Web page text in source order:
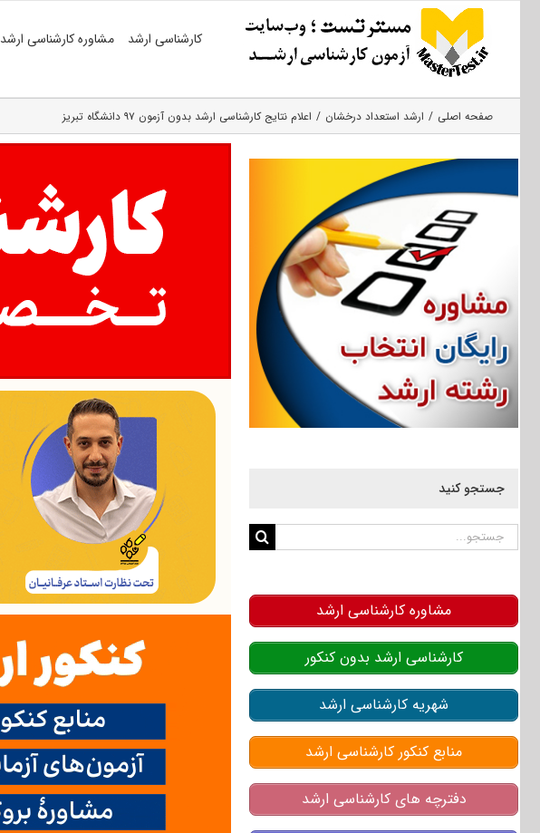
کارشناسی ارشد مشاوره کارشناسی ارشد
صفحه اصلی ارشد استعداد درخشان اعلام نتایج کارشناسی ارشد بدون آزمون ۹۷ دانشگاه تبریز
جستجو کنید
جستجو
مشاوره کارشناسی ارشد
کارشناسی ارشد بدون کنکور
شهریه کارشناسی ارشد
منابع کنکور کارشناسی ارشد
دفترچه های کارشناسی ارشد